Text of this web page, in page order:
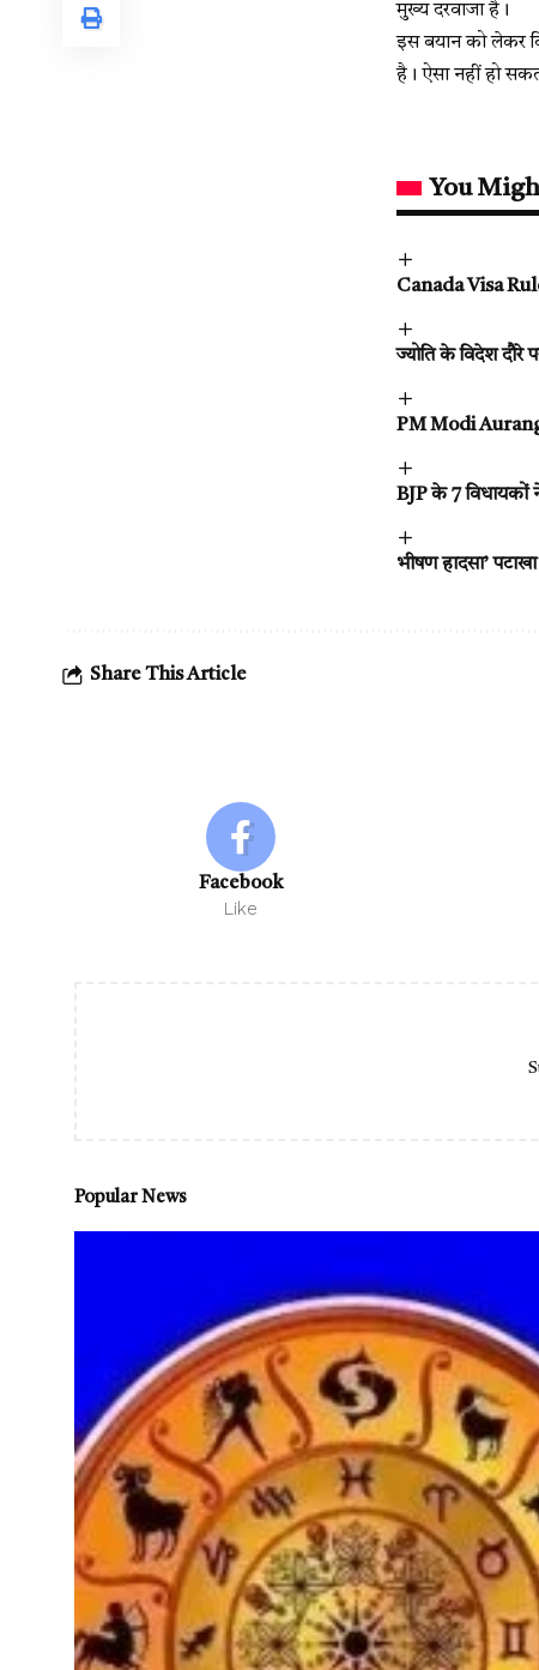
मुख्य दरवाजा है।
इस बयान को लेकर
है। ऐसा नहीं हो
You
Canada Visa
ज्योति के विदेश दौरे
PM Modi
BJP के 7 विधायकों
भीषण हादसा’
Share This Article
Facebook
Like
Popular News